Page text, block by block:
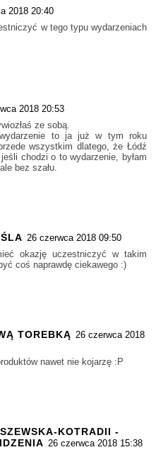
2018 20:40
w tego typu wydarzeniach
2018 20:53
ze sobą.
to ja już w tym roku
wszystkim dlatego, że Łódź
chodzi o to wydarzenie, byłam
bez szału.
26 czerwca 2018 09:50
okazję uczestniczyć w takim
coś naprawdę ciekawego :)
TOREBKĄ 26 czerwca 2018
nawet nie kojarzę :P
KOTRADII -
26 czerwca 2018 15:38